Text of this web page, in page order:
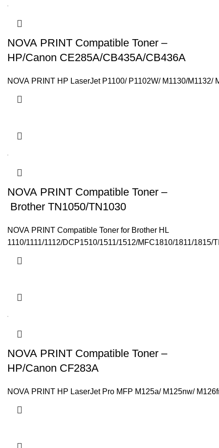
NOVA PRINT Compatible Toner –
HP/Canon CE285A/CB435A/CB436A
NOVA PRINT HP LaserJet P1100/ P1102W/ M1130/
NOVA PRINT Compatible Toner –
Brother TN1050/TN1030
NOVA PRINT Compatible Toner for Brother HL
1110/1111/1112/DCP1510/1511/1512/MFC1810/1811/
NOVA PRINT Compatible Toner –
HP/Canon CF283A
NOVA PRINT HP LaserJet Pro MFP M125a/ M125nw/